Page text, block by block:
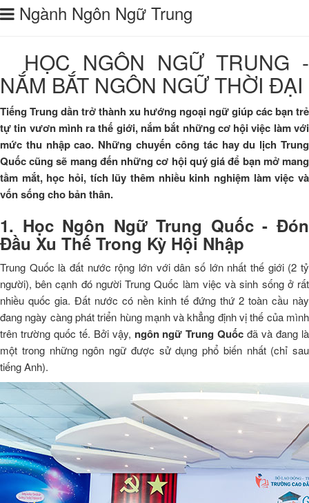
Ngành Ngôn Ngữ Trung
HỌC NGÔN NGỮ TRUNG -
NẮM BẮT NGÔN NGỮ THỜI ĐẠI
Tiếng Trung dần trở thành xu hướng ngoại ngữ giúp các bạn trẻ
tự tin vươn mình ra thế giới, nắm bắt những cơ hội việc làm với
mức thu nhập cao. Những chuyến công tác hay du lịch Trung
Quốc cũng sẽ mang đến những cơ hội quý giá để bạn mở mang
tầm mắt, học hỏi, tích lũy thêm nhiều kinh nghiệm làm việc và
vốn sống cho bản thân.
1. Học Ngôn Ngữ Trung Quốc - Đón
Đầu Xu Thế Trong Kỳ Hội Nhập
Trung Quốc là đất nước rộng lớn với dân số lớn nhất thế giới (2 tỷ
người), bên cạnh đó người Trung Quốc làm việc và sinh sống ở rất
nhiều quốc gia. Đất nước có nền kinh tế đứng thứ 2 toàn cầu này
đang ngày càng phát triển hùng mạnh và khẳng định vị thế của mình
trên trường quốc tế. Bởi vậy, ngôn ngữ Trung Quốc đã và đang là
một trong những ngôn ngữ được sử dụng phổ biến nhất (chỉ sau
tiếng Anh).